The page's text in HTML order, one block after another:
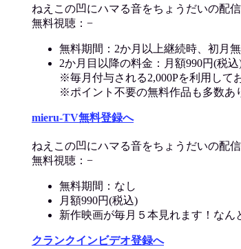
ねえこの凹にハマる音をちょうだいの配
無料視聴：−
無料期間：2か月以上継続時、初月
2か月目以降の料金：月額990円(税込
※毎月付与される2,000Pを利用して
※ポイント不要の無料作品も多数あ
mieru-TV無料登録へ
ねえこの凹にハマる音をちょうだいの配
無料視聴：−
無料期間：なし
月額990円(税込)
新作映画が毎月５本見れます！なん
クランクインビデオ登録へ